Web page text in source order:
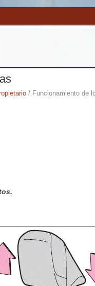
/ Funcionamiento de